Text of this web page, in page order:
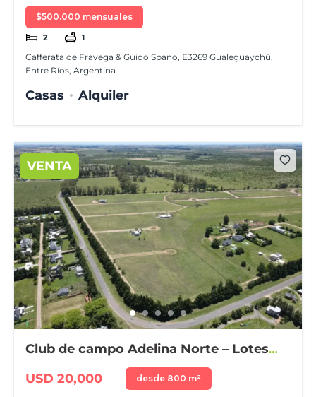
$500.000 mensuales
2 1
Cafferata de Fravega & Guido Spano, E3269 Gualeguaychú,
Entre Ríos, Argentina
Casas Alquiler
VENTA
Club de campo Adelina Norte – Lotes
USD 20,000 desde 800 m²